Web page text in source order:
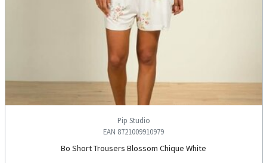
Pip Studio
EAN 8721009910979
Bo Short Trousers Blossom Chique White